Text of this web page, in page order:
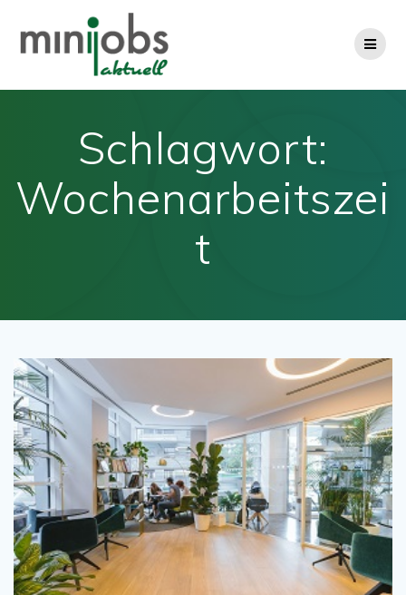
Schlagwort:
Wochenarbeitszei
t